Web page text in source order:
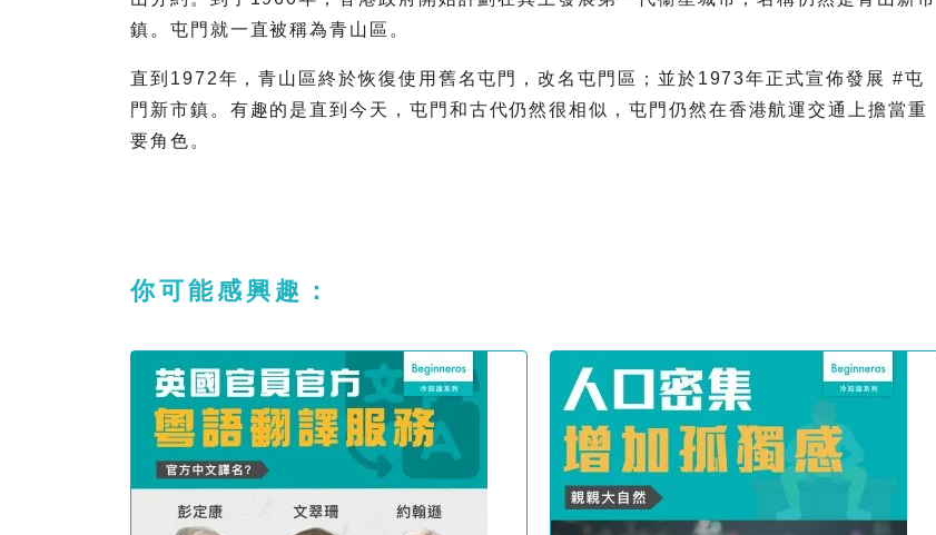
鎮。屯門就一直被稱為青山區。
直到1972年，青山區終於恢復使用舊名屯門，改名屯門區；並於1973年正式宣佈發展 #屯
門新市鎮。有趣的是直到今天，屯門和古代仍然很相似，屯門仍然在香港航運交通上擔當重
要角色。
你可能感興趣：